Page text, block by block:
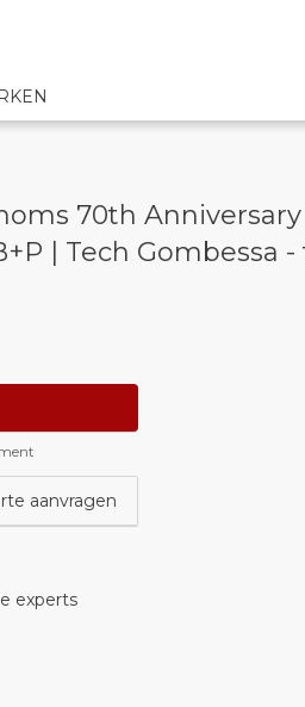
70th Anniversary
| Tech Gombessa
aanvragen
experts